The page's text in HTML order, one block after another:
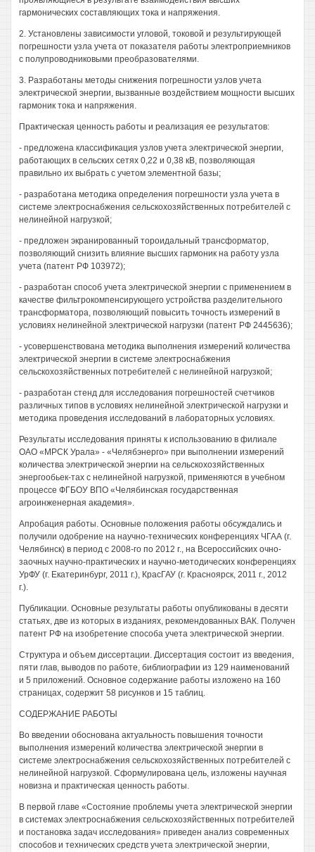
гармонических составляющих тока и напряжения.
2. Установлены зависимости угловой, токовой и результирующей
погрешности узла учета от показателя работы электроприемников
с полупроводниковыми преобразователями.
3. Разработаны методы снижения погрешности узлов учета
электрической энергии, вызванные воздействием мощности высших
гармоник тока и напряжения.
Практическая ценность работы и реализация ее результатов:
- предложена классификация узлов учета электрической энергии,
работающих в сельских сетях 0,22 и 0,38 кВ, позволяющая
правильно их выбрать с учетом элементной базы;
- разработана методика определения погрешности узла учета в
системе электроснабжения сельскохозяйственных потребителей с
нелинейной нагрузкой;
- предложен экранированный тороидальный трансформатор,
позволяющий снизить влияние высших гармоник на работу узла
учета (патент РФ 103972);
- разработан способ учета электрической энергии с применением в
качестве фильтрокомпенсирующего устройства разделительного
трансформатора, позволяющий повысить точность измерений в
условиях нелинейной электрической нагрузки (патент РФ 2445636);
- усовершенствована методика выполнения измерений количества
электрической энергии в системе электроснабжения
сельскохозяйственных потребителей с нелинейной нагрузкой;
- разработан стенд для исследования погрешностей счетчиков
различных типов в условиях нелинейной электрической нагрузки и
методика проведения исследований в лабораторных условиях.
Результаты исследования приняты к использованию в филиале
ОАО «МРСК Урала» - «Челябэнерго» при выполнении измерений
количества электрической энергии на сельскохозяйственных
энергообьек-тах с нелинейной нагрузкой, применяются в учебном
процессе ФГБОУ ВПО «Челябинская государственная
агроинженерная академия».
Апробация работы. Основные положения работы обсуждались и
получили одобрение на научно-технических конференциях ЧГАА (г.
Челябинск) в период с 2008-го по 2012 г., на Всероссийских очно-
заочных научно-практических и научно-методических конференциях
УрФУ (г. Екатеринбург, 2011 г.), КрасГАУ (г. Красноярск, 2011 г., 2012
г.).
Публикации. Основные результаты работы опубликованы в десяти
статьях, две из которых в изданиях, рекомендованных ВАК. Получен
патент РФ на изобретение способа учета электрической энергии.
Структура и объем диссертации. Диссертация состоит из введения,
пяти глав, выводов по работе, библиографии из 129 наименований
и 5 приложений. Основное содержание работы изложено на 160
страницах, содержит 58 рисунков и 15 таблиц.
СОДЕРЖАНИЕ РАБОТЫ
Во введении обоснована актуальность повышения точности
выполнения измерений количества электрической энергии в
системе электроснабжения сельскохозяйственных потребителей с
нелинейной нагрузкой. Сформулирована цель, изложены научная
новизна и практическая ценность работы.
В первой главе «Состояние проблемы учета электрической энергии
в системах электроснабжения сельскохозяйственных потребителей
и постановка задач исследования» приведен анализ современных
способов и технических средств учета электрической энергии,